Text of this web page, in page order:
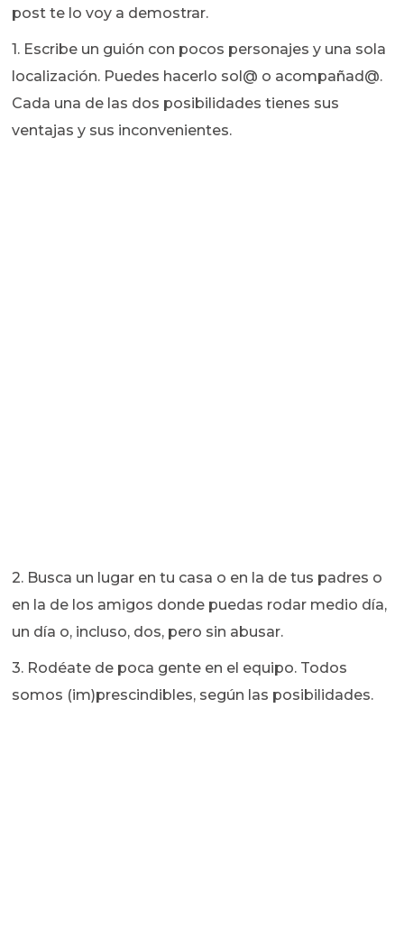
post te lo voy a demostrar.
1. Escribe un guión con pocos personajes y una sola
localización. Puedes hacerlo sol@ o acompañad@.
Cada una de las dos posibilidades tienes sus
ventajas y sus inconvenientes.
2. Busca un lugar en tu casa o en la de tus padres o
en la de los amigos donde puedas rodar medio día,
un día o, incluso, dos, pero sin abusar.
3. Rodéate de poca gente en el equipo. Todos
somos (im)prescindibles, según las posibilidades.